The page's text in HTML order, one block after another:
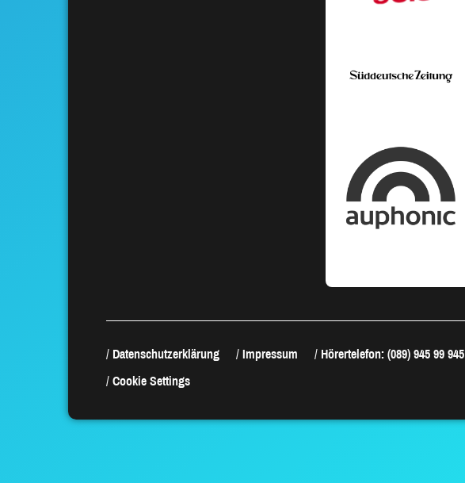
Datenschutzerklärung Impressum
Hörertelefon: (089) 945 99 945
Cookie Settings